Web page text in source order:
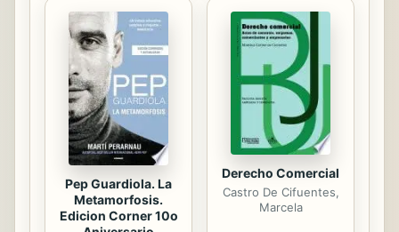
Pep Guardiola. La
Metamorfosis.
Edicion Corner 10o
Derecho Comercial
Castro De Cifuentes,
Marcela